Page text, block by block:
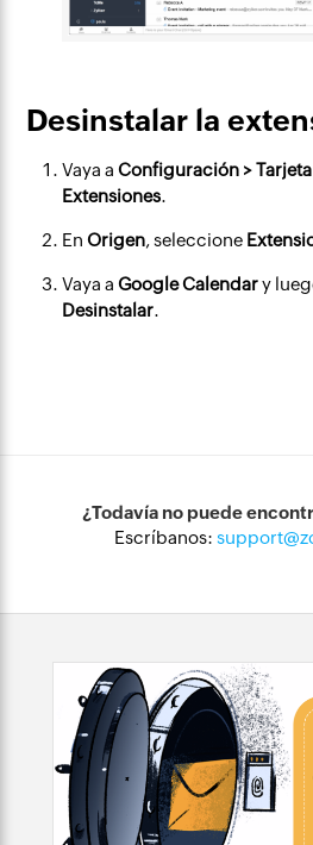
Desinstalar la
Vaya aConfiguración >
Extensiones.
EnOrigen, seleccione
Vaya aGoogle Calendary
Desinstalar.
¿Todavía no puede
Escríbanos: